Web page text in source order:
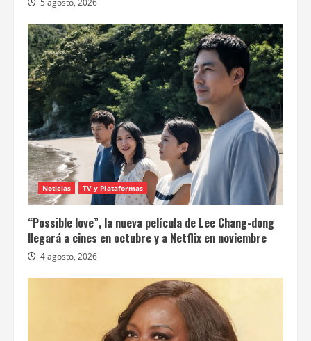
5 agosto, 2026
Noticias TV y Plataformas
“Possible love”, la nueva película de Lee Chang-dong
llegará a cines en octubre y a Netflix en noviembre
4 agosto, 2026